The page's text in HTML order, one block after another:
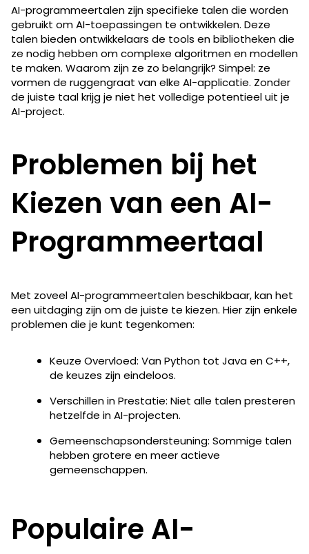
AI-programmeertalen zijn specifieke talen die worden
gebruikt om AI-toepassingen te ontwikkelen. Deze
talen bieden ontwikkelaars de tools en bibliotheken die
ze nodig hebben om complexe algoritmen en modellen
te maken. Waarom zijn ze zo belangrijk? Simpel: ze
vormen de ruggengraat van elke AI-applicatie. Zonder
de juiste taal krijg je niet het volledige potentieel uit je
AI-project.
Problemen bij het
Kiezen van een AI-
Programmeertaal
Met zoveel AI-programmeertalen​ beschikbaar, kan het
een uitdaging zijn om de juiste te kiezen. Hier zijn enkele
problemen die je kunt tegenkomen:
Keuze Overvloed: Van Python tot Java en C++,
de keuzes zijn eindeloos.
Verschillen in Prestatie: Niet alle talen presteren
hetzelfde in AI-projecten.
Gemeenschapsondersteuning: Sommige talen
hebben grotere en meer actieve
gemeenschappen.
Populaire AI-